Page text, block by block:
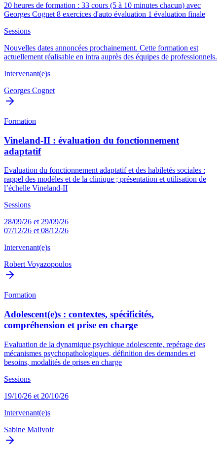
20 heures de formation : 33 cours (5 à 10 minutes chacun) avec
Georges Cognet 8 exercices d'auto évaluation 1 évaluation finale
Sessions
Nouvelles dates annoncées prochainement. Cette formation est
actuellement réalisable en intra auprès des équipes de professionnels.
Intervenant(e)s
Georges Cognet
Formation
Vineland-II : évaluation du fonctionnement
adaptatif
Evaluation du fonctionnement adaptatif et des habiletés sociales :
rappel des modèles et de la clinique ; présentation et utilisation de
l’échelle Vineland-II
Sessions
28/09/26 et 29/09/26
07/12/26 et 08/12/26
Intervenant(e)s
Robert Voyazopoulos
Formation
Adolescent(e)s : contextes, spécificités,
compréhension et prise en charge
Evaluation de la dynamique psychique adolescente, repérage des
mécanismes psychopathologiques, définition des demandes et
besoins, modalités de prises en charge
Sessions
19/10/26 et 20/10/26
Intervenant(e)s
Sabine Malivoir